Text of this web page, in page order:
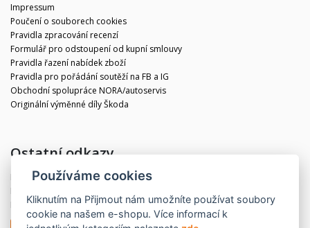
Impressum
Poučení o souborech cookies
Pravidla zpracování recenzí
Formulář pro odstoupení od kupní smlouvy
Pravidla řazení nabídek zboží
Pravidla pro pořádání soutěží na FB a IG
Obchodní spolupráce NORA/autoservis
Originální výměnné díly Škoda
Ostatní odkazy
Blog
Partneři
Používáme cookies
Kliknutím na Přijmout nám umožníte používat soubory
cookie na našem e-shopu. Více informací k